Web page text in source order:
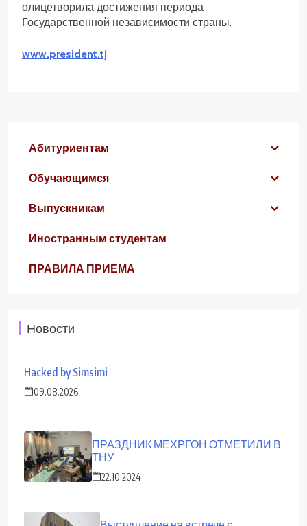
Абитуриентам
Обучающимся
Выпускникам
Иностранным студентам
ПРАВИЛА ПРИЕМА
Новости
Hacked by Simsimi
09.08.2026
ПРАЗДНИК МЕХРГОН ОТМЕТИЛИ В
ТНУ
22.10.2024
олицетворила достижения периода
Государственной независимости страны.
www.president.tj